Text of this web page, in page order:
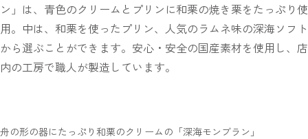
ン」は、青色のクリームとプリンに和栗の焼き栗をたっぷり使
用。中は、和栗を使ったプリン、人気のラムネ味の深海ソフト
から選ぶことができます。安心・安全の国産素材を使用し、店
内の工房で職人が製造しています。
舟の形の器にたっぷり和栗のクリームの「深海モンブラン」